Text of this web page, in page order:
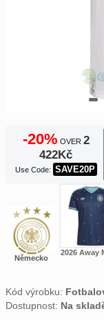
-20% OVER 2
422Kč
Use Code: SAVE20P
Německo
Women 2026 Away
Kód výrobku:
Dostupnost: Na